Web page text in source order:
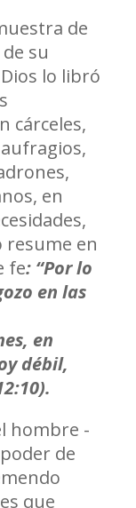
de
su
lo libró
cárceles,
en
resume en
fe: “Por lo
en las
en
débil,
hombre -
de
que